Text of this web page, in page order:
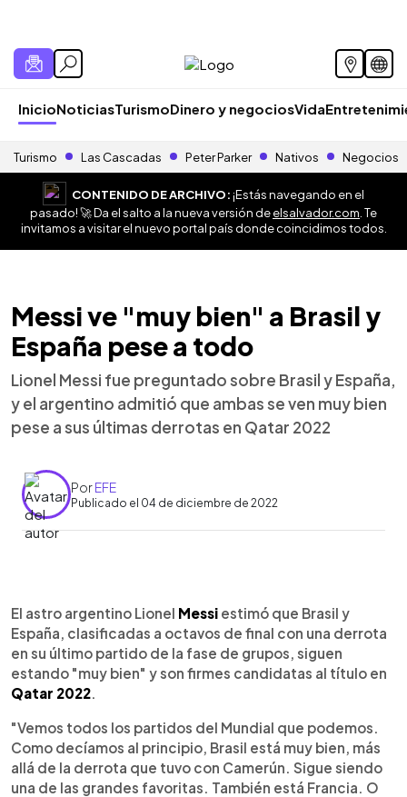
InicioNoticiasTurismoDinero y negociosVida
Turismo Las Cascadas Peter Parker Nativos Negocios
CONTENIDO DE ARCHIVO:¡Estás navegando en el
pasado! 🚀 Da el salto a la nueva versión deelsalvador.com . Te
invitamos a visitar el nuevo portal país donde coincidimos todos.
Messi ve "muy bien" a Brasil y
España pese a todo
Lionel Messi fue preguntado sobre Brasil y España,
y el argentino admitió que ambas se ven muy bien
pese a sus últimas derrotas en Qatar 2022
PorEFE
Publicado el 04 de diciembre de 2022
Escuchar artículo
El astro argentino Lionel Messi estimó que Brasil y
España, clasificadas a octavos de final con una derrota
en su último partido de la fase de grupos, siguen
estando "muy bien" y son firmes candidatas al título en
Qatar 2022.
"Vemos todos los partidos del Mundial que podemos.
Como decíamos al principio, Brasil está muy bien, más
allá de la derrota que tuvo con Camerún. Sigue siendo
una de las grandes favoritas. También está Francia. O